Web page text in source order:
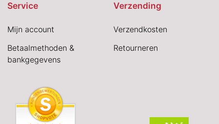
Service
Mijn account
Betaalmethoden &
bankgegevens
Verzending
Verzendkosten
Retourneren